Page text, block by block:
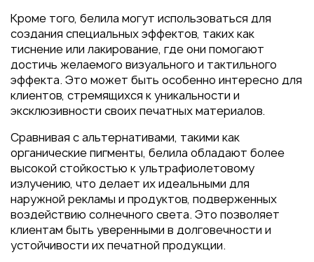
Кроме того, белила могут использоваться для
создания специальных эффектов, таких как
тиснение или лакирование, где они помогают
достичь желаемого визуального и тактильного
эффекта. Это может быть особенно интересно для
клиентов, стремящихся к уникальности и
эксклюзивности своих печатных материалов.
Сравнивая с альтернативами, такими как
органические пигменты, белила обладают более
высокой стойкостью к ультрафиолетовому
излучению, что делает их идеальными для
наружной рекламы и продуктов, подверженных
воздействию солнечного света. Это позволяет
клиентам быть уверенными в долговечности и
устойчивости их печатной продукции.